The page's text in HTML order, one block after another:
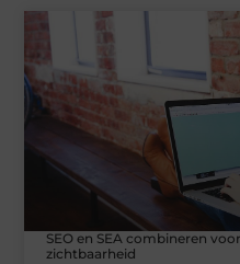
SEO en SEA combineren
zichtbaarheid